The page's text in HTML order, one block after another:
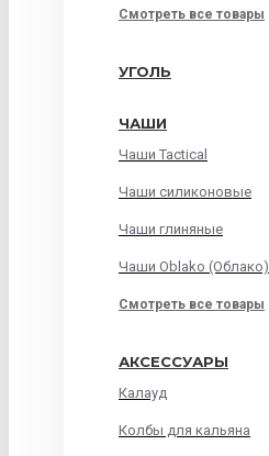
Смотреть все товары
УГОЛЬ
ЧАШИ
Чаши Tactical
Чаши силиконовые
Чаши глиняные
Чаши Oblako (Облако)
Смотреть все товары
АКСЕССУАРЫ
Калауд
Колбы для кальяна